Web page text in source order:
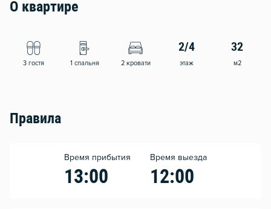
О квартире
3 гостя 1 спальня 2 кровати
2/4
этаж
32
м2
Правила
Время прибытия
13:00
Время выезда
12:00